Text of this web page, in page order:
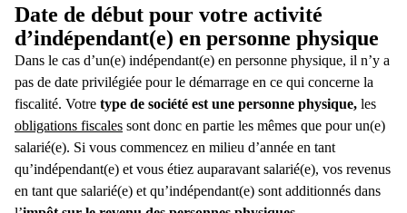
Date de début pour votre activité
d’indépendant(e) en personne physique
Dans le cas d’un(e) indépendant(e) en personne physique, il n’y a
pas de date privilégiée pour le démarrage en ce qui concerne la
fiscalité. Votre type de société est une personne physique, les
obligations fiscales sont donc en partie les mêmes que pour un(e)
salarié(e). Si vous commencez en milieu d’année en tant
qu’indépendant(e) et vous étiez auparavant salarié(e), vos revenus
en tant que salarié(e) et qu’indépendant(e) sont additionnés dans